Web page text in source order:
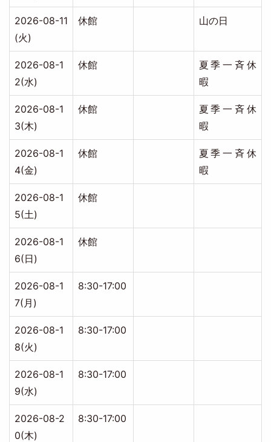
2026-08-11
(火)
休館 山の日
2026-08-1
2(水)
休館
夏季一斉休
暇
2026-08-1
3(木)
休館
夏季一斉休
暇
2026-08-1
4(金)
休館
夏季一斉休
暇
2026-08-1
5(土)
休館
2026-08-1
6(日)
休館
2026-08-1
7(月)
8:30-17:00
2026-08-1
8(火)
8:30-17:00
2026-08-1
9(水)
8:30-17:00
2026-08-2
0(木)
8:30-17:00